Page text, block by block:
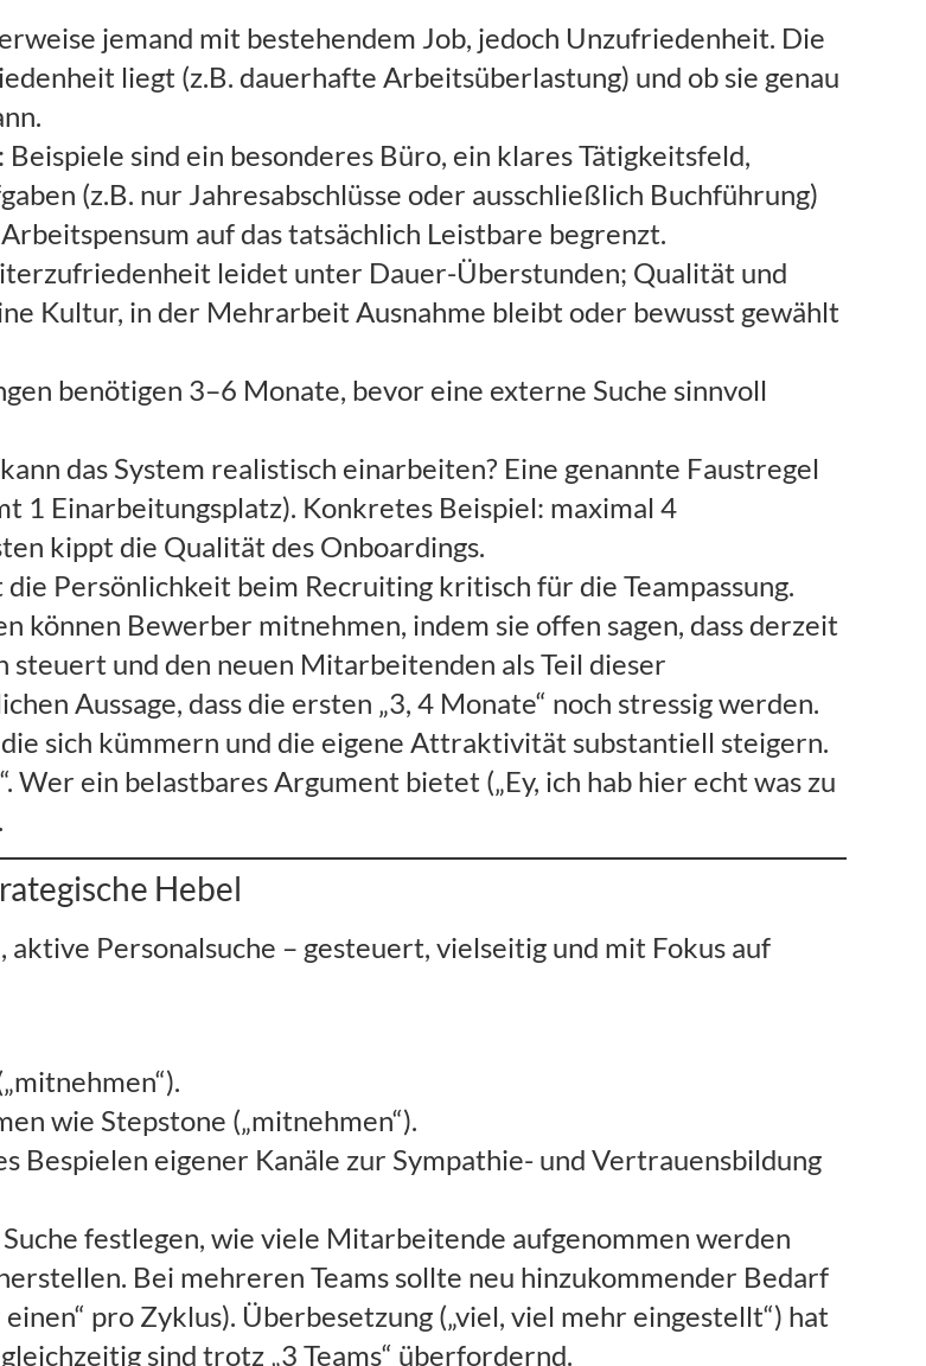
jemand mit bestehendem Job, jedoch Unzufriedenheit. Die
liegt (z.B. dauerhafte Arbeitsüberlastung) und ob sie genau
sind ein besonderes Büro, ein klares Tätigkeitsfeld,
(z.B. nur Jahresabschlüsse oder ausschließlich Buchführung)
auf das tatsächlich Leistbare begrenzt.
leidet unter Dauer-Überstunden; Qualität und
Kultur, in der Mehrarbeit Ausnahme bleibt oder bewusst gewählt
benötigen 3–6 Monate, bevor eine externe Suche sinnvoll
das System realistisch einarbeiten? Eine genannte Faustregel
1 Einarbeitungsplatz). Konkretes Beispiel: maximal 4
kippt die Qualität des Onboardings.
Persönlichkeit beim Recruiting kritisch für die Teampassung.
können Bewerber mitnehmen, indem sie offen sagen, dass derzeit
steuert und den neuen Mitarbeitenden als Teil dieser
Aussage, dass die ersten „3, 4 Monate“ noch stressig werden.
sich kümmern und die eigene Attraktivität substantiell steigern.
ein belastbares Argument bietet („Ey, ich hab hier echt was zu
Hebel
Personalsuche – gesteuert, vielseitig und mit Fokus auf
wie Stepstone („mitnehmen“).
Bespielen eigener Kanäle zur Sympathie- und Vertrauensbildung
festlegen, wie viele Mitarbeitende aufgenommen werden
Bei mehreren Teams sollte neu hinzukommender Bedarf
pro Zyklus). Überbesetzung („viel, viel mehr eingestellt“) hat
sind trotz „3 Teams“ überfordernd.